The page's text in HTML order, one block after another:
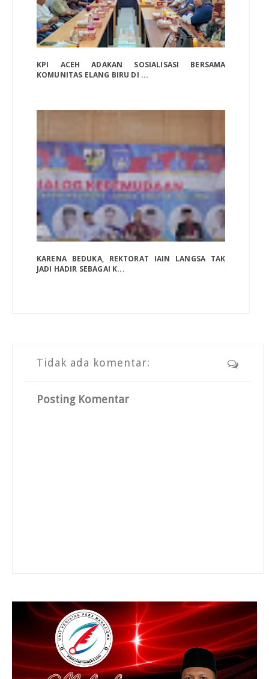
KPI ACEH ADAKAN SOSIALISASI BERSAMA
KOMUNITAS ELANG BIRU DI ...
KARENA BEDUKA, REKTORAT IAIN LANGSA TAK
JADI HADIR SEBAGAI K...
Tidak ada komentar:
Posting Komentar